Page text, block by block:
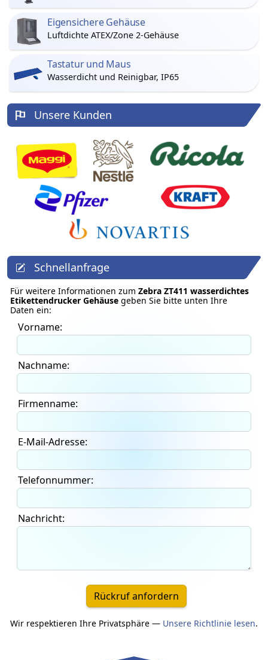
Eigensichere Gehäuse
Luftdichte ATEX/Zone 2-Gehäuse
Tastatur und Maus
Wasserdicht und Reinigbar, IP65
Unsere Kunden
Schnellanfrage
Für weitere Informationen zum Zebra ZT411 wasserdichtes
Etikettendrucker Gehäuse geben Sie bitte unten Ihre
Daten ein:
Vorname:
Nachname:
Firmenname:
E-Mail-Adresse:
Telefonnummer:
Nachricht:
Rückruf anfordern
Wir respektieren Ihre Privatsphäre — Unsere Richtlinie lesen.